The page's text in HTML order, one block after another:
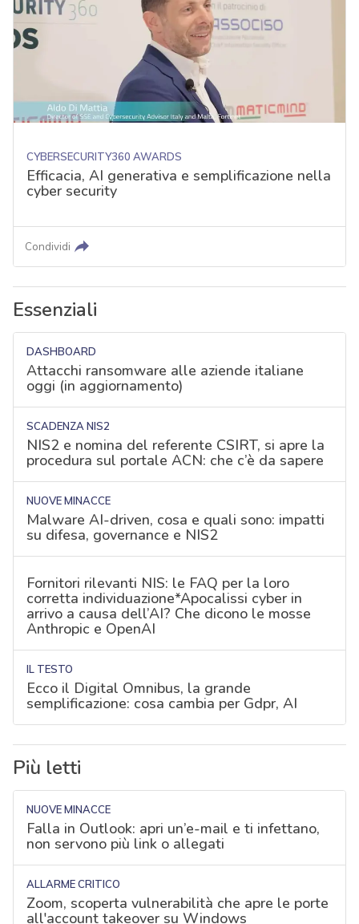
CYBERSECURITY360 AWARDS
Efficacia, AI generativa e semplificazione nella
cyber security
Condividi
Essenziali
DASHBOARD
Attacchi ransomware alle aziende italiane
oggi (in aggiornamento)
SCADENZA NIS2
NIS2 e nomina del referente CSIRT, si apre la
procedura sul portale ACN: che c’è da sapere
NUOVE MINACCE
Malware AI-driven, cosa e quali sono: impatti
su difesa, governance e NIS2
Fornitori rilevanti NIS: le FAQ per la loro
corretta individuazione*Apocalissi cyber in
arrivo a causa dell’AI? Che dicono le mosse
Anthropic e OpenAI
IL TESTO
Ecco il Digital Omnibus, la grande
semplificazione: cosa cambia per Gdpr, AI
Più letti
NUOVE MINACCE
Falla in Outlook: apri un’e-mail e ti infettano,
non servono più link o allegati
ALLARME CRITICO
Zoom, scoperta vulnerabilità che apre le porte
all'account takeover su Windows